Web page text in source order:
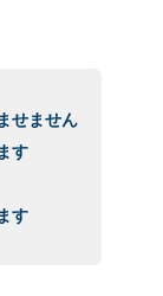
せません
す
す